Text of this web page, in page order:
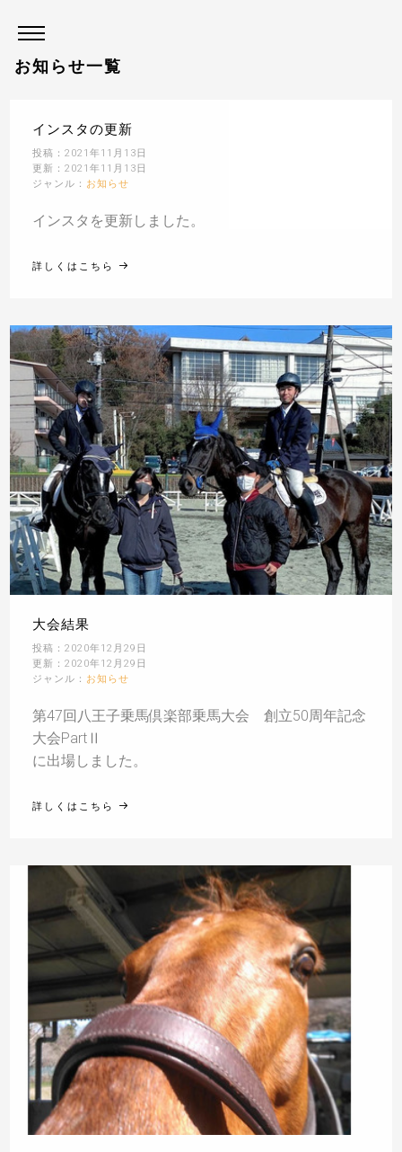
お知らせ一覧
インスタの更新
投稿：2021年11月13日
更新：2021年11月13日
ジャンル： お知らせ
インスタを更新しました。
詳しくはこちら
大会結果
投稿：2020年12月29日
更新：2020年12月29日
ジャンル： お知らせ
第47回八王子乗馬倶楽部乗馬大会 創立50周年記念
大会PartⅡ
に出場しました。
詳しくはこちら